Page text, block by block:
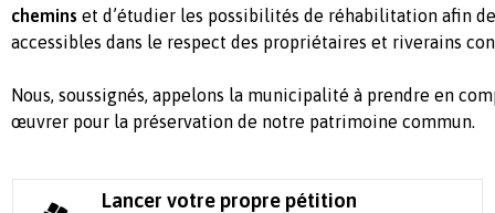
chemins et d’étudier les possibilités de réhabilitation afin
accessibles dans le respect des propriétaires et riverains
Nous, soussignés, appelons la municipalité à prendre en
œuvrer pour la préservation de notre patrimoine commun.
Lancer votre propre pétition